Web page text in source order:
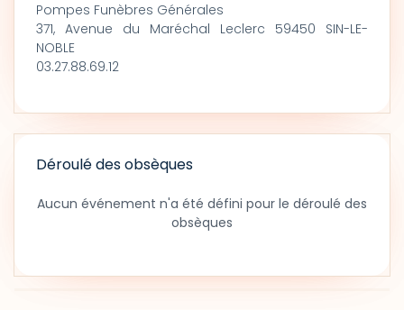
Pompes Funèbres Générales
371, Avenue du Maréchal Leclerc 59450 SIN-LE-
NOBLE
03.27.88.69.12
Déroulé des obsèques
Aucun événement n'a été défini pour le déroulé des
obsèques